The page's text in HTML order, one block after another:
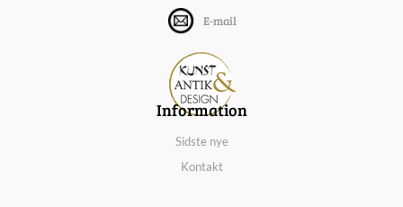
E-mail
Information
Sidste nye
Kontakt